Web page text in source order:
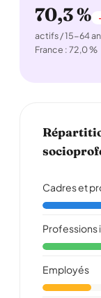
70,3 %
actifs / 15-64
France : 72,0 %
Cadres et
Professions
Employés